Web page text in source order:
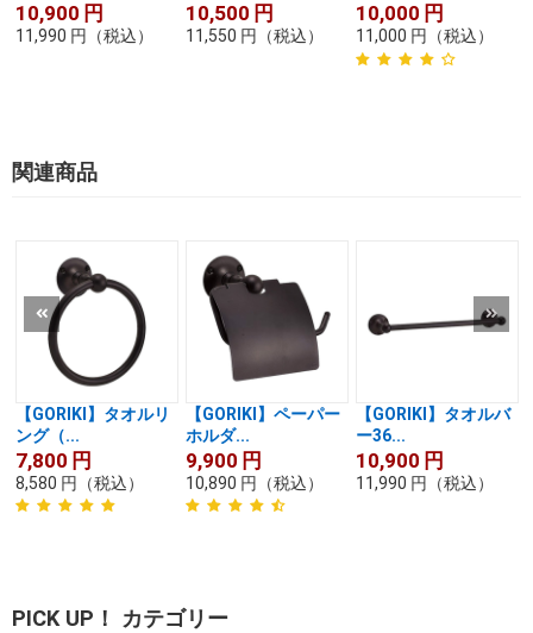
10,900 円
11,990 円 （税込）
10,500 円
11,550 円 （税込）
10,000 円
11,000 円 （税込）
関連商品
【GORIKI】タオルリ
ング（...
7,800 円
8,580 円 （税込）
【GORIKI】ペーパー
ホルダ...
9,900 円
10,890 円 （税込）
【GORIKI】タオルバ
ー36...
10,900 円
11,990 円 （税込）
PICK UP！ カテゴリー